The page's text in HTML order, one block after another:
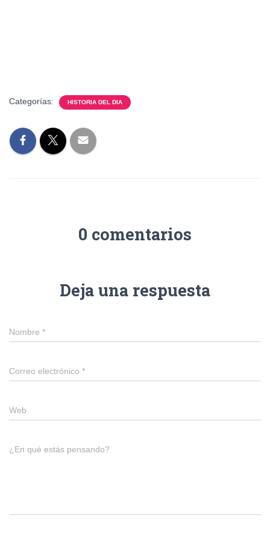
Categorías: HISTORIA DEL DIA
0 comentarios
Deja una respuesta
Nombre *
Correo electrónico *
Web
¿En qué estás pensando?